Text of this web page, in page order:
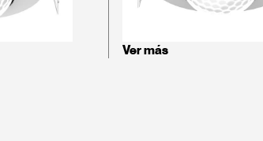
Ver más